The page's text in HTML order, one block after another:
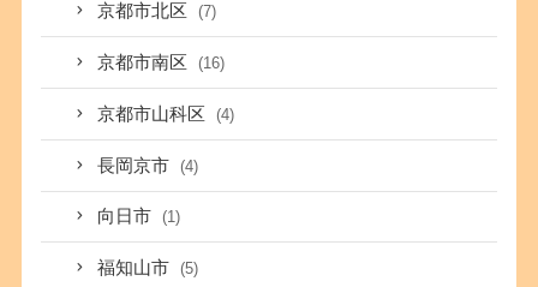
京都市北区 (7)
京都市南区 (16)
京都市山科区 (4)
長岡京市 (4)
向日市 (1)
福知山市 (5)